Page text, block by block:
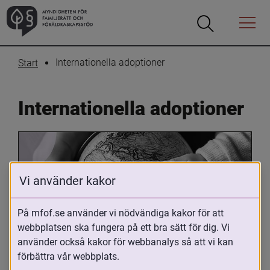
Öppna
Öppna
Menyn
Start Internationella adoptioner
Internationella adoptioner
Oavsett om du är adopterad,
adoptivförälder eller arbetar med
Vi använder kakor
På mfof.se använder vi nödvändiga kakor för att
webbplatsen ska fungera på ett bra sätt för dig. Vi
använder också kakor för webbanalys så att vi kan
förbättra vår webbplats.